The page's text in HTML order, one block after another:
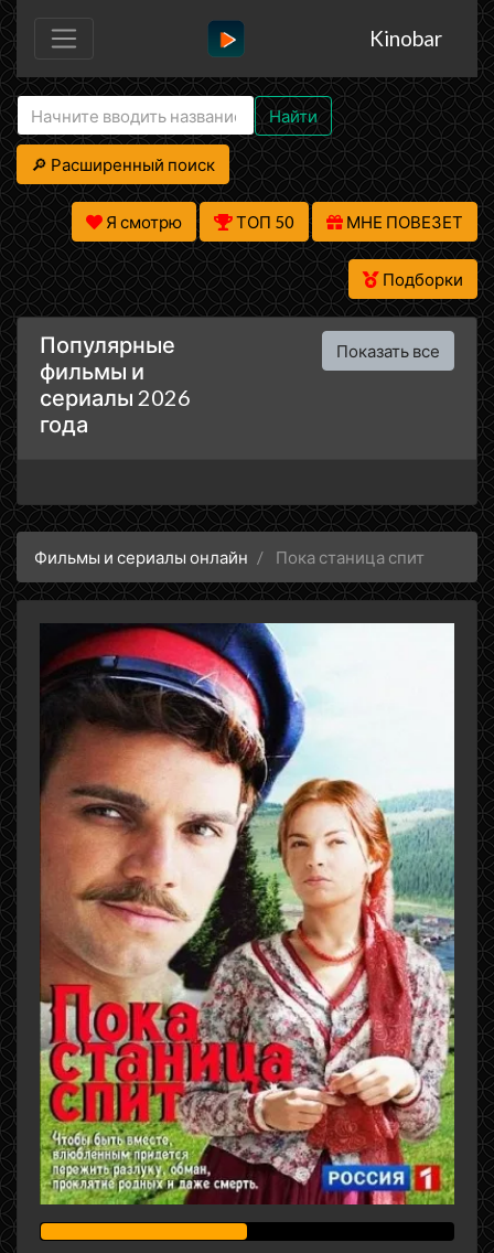
Kinobar
Найти
🔎 Расширенный поиск
Я смотрю ТОП 50 МНЕ ПОВЕЗЕТ
Подборки
Популярные
фильмы и
сериалы 2026
года
Показать все
Фильмы и сериалы онлайн Пока станица спит